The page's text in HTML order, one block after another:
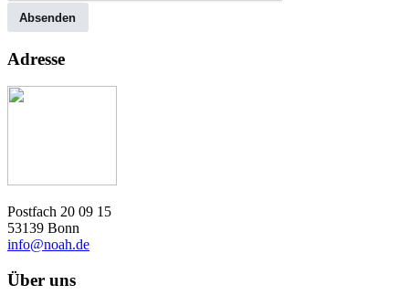
Absenden
Adresse
Postfach 20 09 15
53139 Bonn
info@noah.de
Über uns